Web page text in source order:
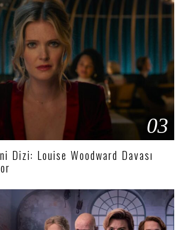
03
Dizi: Louise Woodward Davası